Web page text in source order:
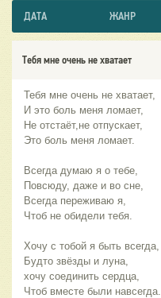
ДАТА ЖАНР
Тебя мне очень не хватает
Тебя мне очень не хватает,
И это боль меня ломает,
Не отстаёт,не отпускает,
Это боль меня ломает.
Всегда думаю я о тебе,
Повсюду, даже и во сне,
Всегда переживаю я,
Чтоб не обидели тебя.
Хочу с тобой я быть всегда,
Будто звёзды и луна,
хочу соединить сердца,
Чтоб вместе были навсегда.